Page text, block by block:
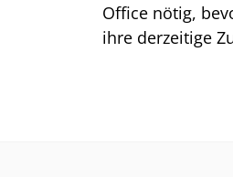
Office nötig,
ihre derzeitige